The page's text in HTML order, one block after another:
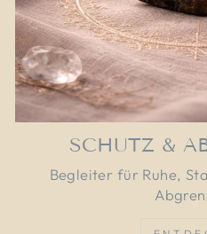
SCHUTZ &
Begleiter für Ruhe,